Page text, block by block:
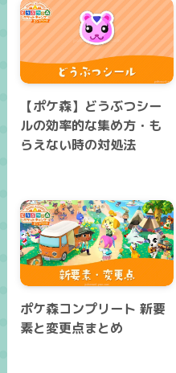
【ポケ森】どうぶつシー
ルの効率的な集め方・も
らえない時の対処法
ポケ森コンプリート 新要
素と変更点まとめ